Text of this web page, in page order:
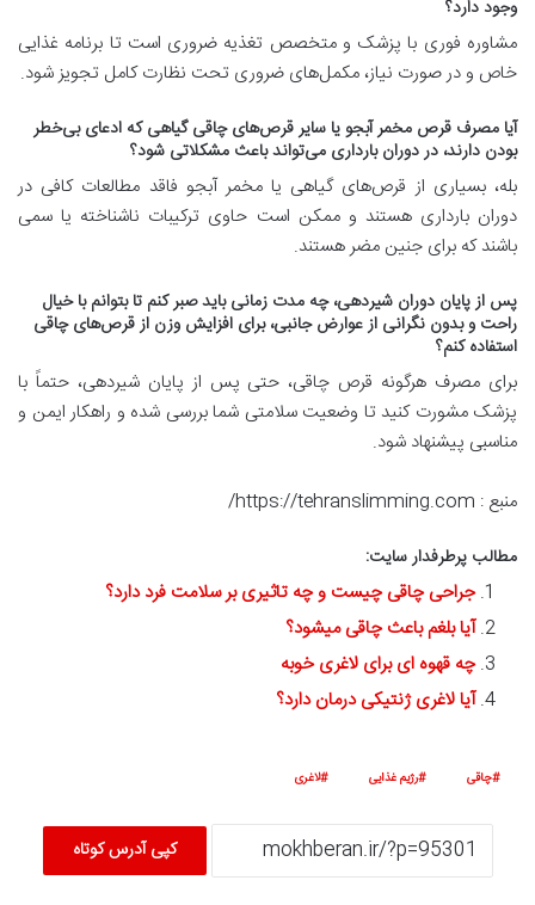
وجود دارد؟
مشاوره فوری با پزشک و متخصص تغذیه ضروری است تا برنامه غذایی
خاص و در صورت نیاز، مکمل‌های ضروری تحت نظارت کامل تجویز شود.
آیا مصرف قرص مخمر آبجو یا سایر قرص‌های چاقی گیاهی که ادعای بی‌خطر
بودن دارند، در دوران بارداری می‌تواند باعث مشکلاتی شود؟
بله، بسیاری از قرص‌های گیاهی یا مخمر آبجو فاقد مطالعات کافی در
دوران بارداری هستند و ممکن است حاوی ترکیبات ناشناخته یا سمی
باشند که برای جنین مضر هستند.
پس از پایان دوران شیردهی، چه مدت زمانی باید صبر کنم تا بتوانم با خیال
راحت و بدون نگرانی از عوارض جانبی، برای افزایش وزن از قرص‌های چاقی
استفاده کنم؟
برای مصرف هرگونه قرص چاقی، حتی پس از پایان شیردهی، حتماً با
پزشک مشورت کنید تا وضعیت سلامتی شما بررسی شده و راهکار ایمن و
مناسبی پیشنهاد شود.
منبع : https://tehranslimming.com/
مطالب پرطرفدار سایت:
جراحی چاقی چیست و چه تاثیری بر سلامت فرد دارد؟
آیا بلغم باعث چاقی میشود؟
چه قهوه ای برای لاغری خوبه
آیا لاغری ژنتیکی درمان دارد؟
چاقی رژیم غذایی لاغری
کپی آدرس کوتاه